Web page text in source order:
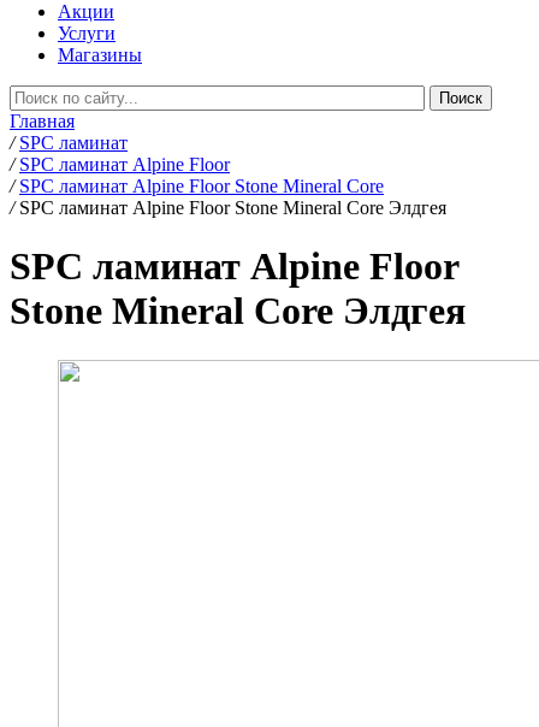
Акции
Услуги
Магазины
Главная
/ SPC ламинат
/ SPC ламинат Alpine Floor
/ SPC ламинат Alpine Floor Stone Mineral Core
/ SPC ламинат Alpine Floor Stone Mineral Core Элдгея
SPC ламинат Alpine Floor
Stone Mineral Core Элдгея